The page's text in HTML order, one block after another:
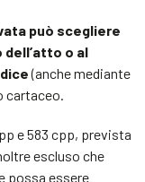
può scegliere
o al
(anche mediante
cartaceo.
e 583 cpp, prevista
escluso che
possa essere